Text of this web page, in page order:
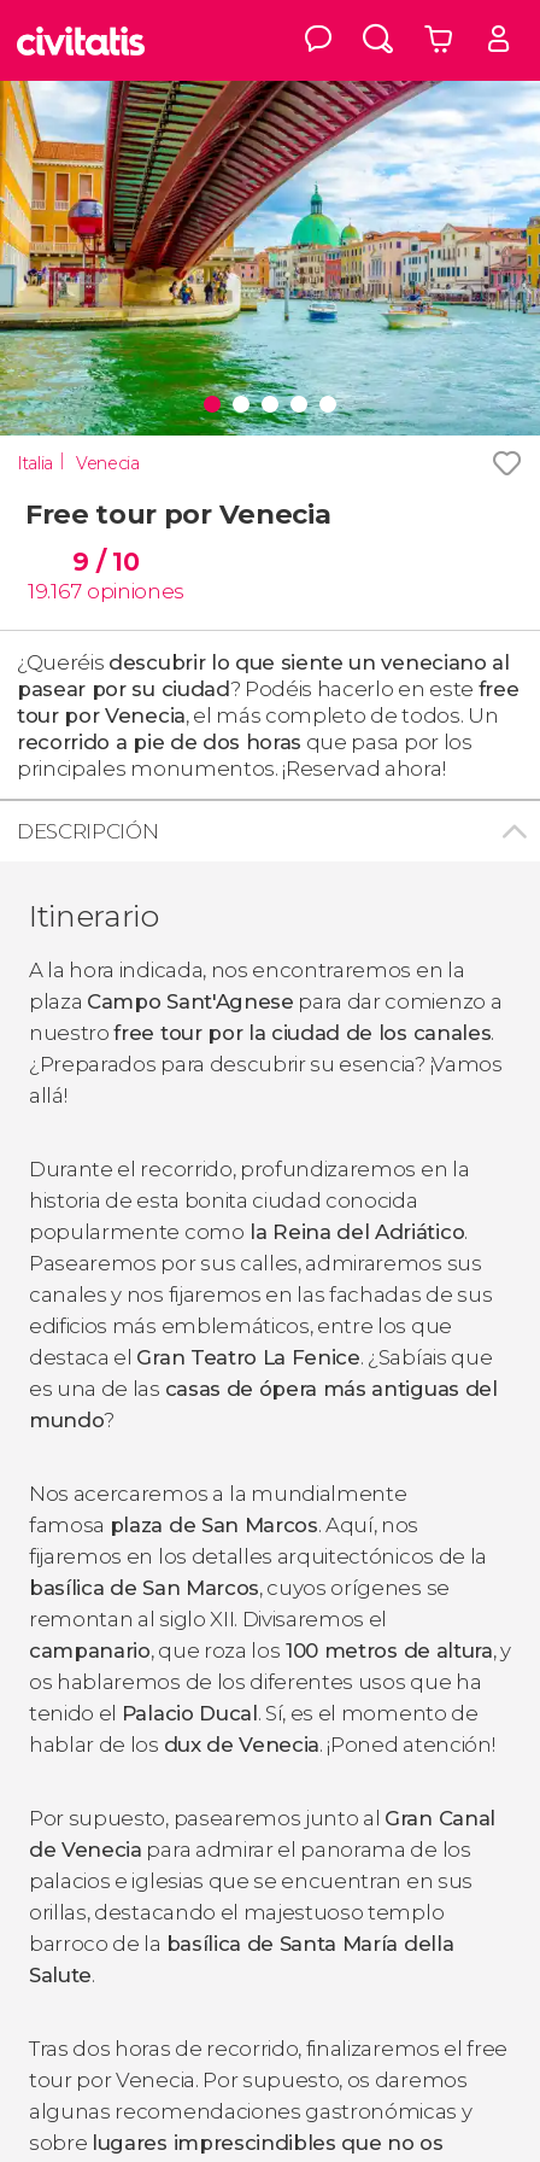
Italia Venecia
Free tour por Venecia
9 / 10
19.167 opiniones
¿Queréis descubrir lo que siente un veneciano al
pasear por su ciudad? Podéis hacerlo en este free
tour por Venecia, el más completo de todos. Un
recorrido a pie de dos horas que pasa por los
principales monumentos. ¡Reservad ahora!
DESCRIPCIÓN
Itinerario
A la hora indicada, nos encontraremos en la
plaza Campo Sant'Agnese para dar comienzo a
nuestrofree tour por la ciudad de los canales.
¿Preparados para descubrir su esencia? ¡Vamos
allá!
Durante el recorrido, profundizaremos en la
historia de esta bonita ciudad conocida
popularmente como la Reina del Adriático.
Pasearemos por sus calles, admiraremos sus
canales y nos fijaremos en las fachadas de sus
edificios más emblemáticos, entre los que
destaca el Gran Teatro La Fenice. ¿Sabíais que
es una de las casas de ópera más antiguas del
mundo?
Nos acercaremos a la mundialmente
famosa plaza de San Marcos. Aquí, nos
fijaremos en los detalles arquitectónicos de la
basílica de San Marcos, cuyos orígenes se
remontan al siglo XII. Divisaremos el
campanario, que roza los 100 metros de altura, y
os hablaremos de los diferentes usos que ha
tenido el Palacio Ducal. Sí, es el momento de
hablar de los dux de Venecia. ¡Poned atención!
Por supuesto, pasearemos junto al Gran Canal
de Venecia para admirar el panorama de los
palacios e iglesias que se encuentran en sus
orillas, destacando el majestuoso templo
barroco de la basílica de Santa María della
Salute.
Tras dos horas de recorrido, finalizaremos el free
tour por Venecia. Por supuesto, os daremos
algunas recomendaciones gastronómicas y
sobre lugares imprescindibles que no os